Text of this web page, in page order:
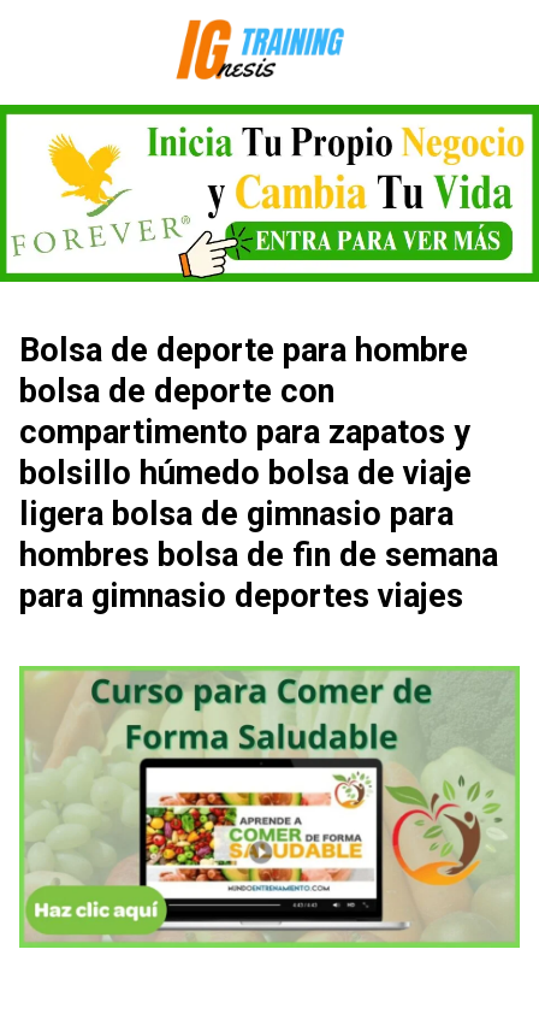
Bolsa de deporte para hombre
bolsa de deporte con
compartimento para zapatos y
bolsillo húmedo bolsa de viaje
ligera bolsa de gimnasio para
hombres bolsa de fin de semana
para gimnasio deportes viajes